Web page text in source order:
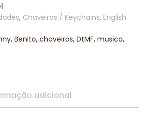
, Chaveiros / Keychains, English
, Benito, chaveiros, DtMF, musica,
adicional